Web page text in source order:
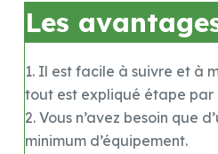
Les
1. Il est facile à suivre et à
tout est expliqué étape par
2. Vous n’avez besoin que
minimum d’équipement.